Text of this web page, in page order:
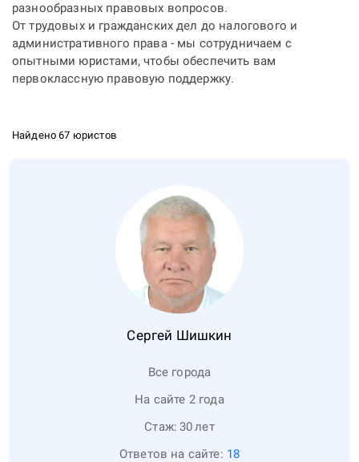
разнообразных правовых вопросов.
От трудовых и гражданских дел до налогового и
административного права - мы сотрудничаем с
опытными юристами, чтобы обеспечить вам
первоклассную правовую поддержку.
Найдено 67 юристов
Сергей Шишкин
Все города
На сайте 2 года
Стаж: 30лет
Ответов на сайте: 18